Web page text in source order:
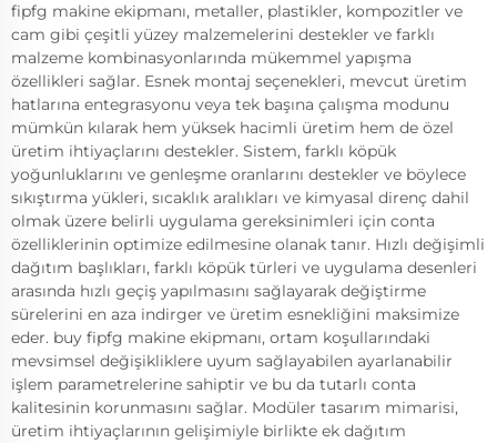
fipfg makine ekipmanı, metaller, plastikler, kompozitler ve
cam gibi çeşitli yüzey malzemelerini destekler ve farklı
malzeme kombinasyonlarında mükemmel yapışma
özellikleri sağlar. Esnek montaj seçenekleri, mevcut üretim
hatlarına entegrasyonu veya tek başına çalışma modunu
mümkün kılarak hem yüksek hacimli üretim hem de özel
üretim ihtiyaçlarını destekler. Sistem, farklı köpük
yoğunluklarını ve genleşme oranlarını destekler ve böylece
sıkıştırma yükleri, sıcaklık aralıkları ve kimyasal direnç dahil
olmak üzere belirli uygulama gereksinimleri için conta
özelliklerinin optimize edilmesine olanak tanır. Hızlı değişimli
dağıtım başlıkları, farklı köpük türleri ve uygulama desenleri
arasında hızlı geçiş yapılmasını sağlayarak değiştirme
sürelerini en aza indirger ve üretim esnekliğini maksimize
eder. buy fipfg makine ekipmanı, ortam koşullarındaki
mevsimsel değişikliklere uyum sağlayabilen ayarlanabilir
işlem parametrelerine sahiptir ve bu da tutarlı conta
kalitesinin korunmasını sağlar. Modüler tasarım mimarisi,
üretim ihtiyaçlarının gelişimiyle birlikte ek dağıtım